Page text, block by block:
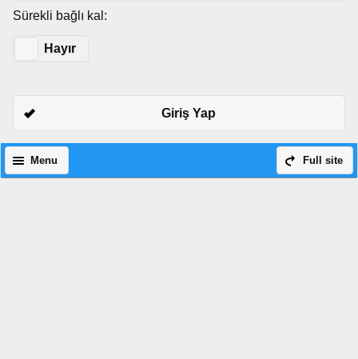
Sürekli bağlı kal:
Hayır
Giriş Yap
Full site
Menu